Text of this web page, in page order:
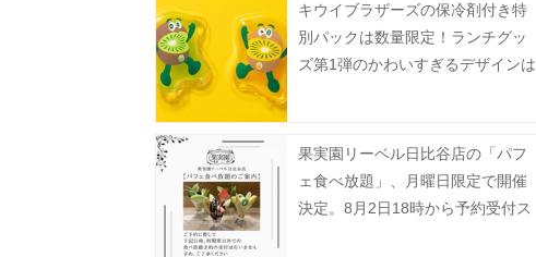
キウイブラザーズの保冷剤付き特
別パックは数量限定！ランチグッ
ズ第1弾のかわいすぎるデザインは
果実園リーベル日比谷店の「パフ
ェ食べ放題」、月曜日限定で開催
決定。8月2日18時から予約受付ス